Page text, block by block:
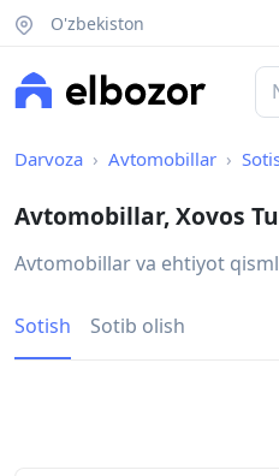
O'zbekiston
Darvoza Avtomobillar
Avtomobillar, Xovos
Avtomobillar va ehtiyot
Sotish Sotib olish